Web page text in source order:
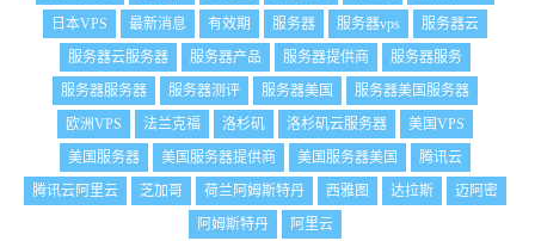
日本VPS
最新消息 有效期 服务器 服务器vps
服务器云
服务器云服务器
服务器产品 服务器提供商
服务器服务
服务器服务器
服务器测评 服务器美国
服务器美国服务器
欧洲VPS
法兰克福 洛杉矶 洛杉矶云服务器
美国VPS
美国服务器
美国服务器提供商 美国服务器美国
腾讯云
腾讯云阿里云
芝加哥 荷兰阿姆斯特丹 西雅图 达拉斯
迈阿密
阿姆斯特丹
阿里云